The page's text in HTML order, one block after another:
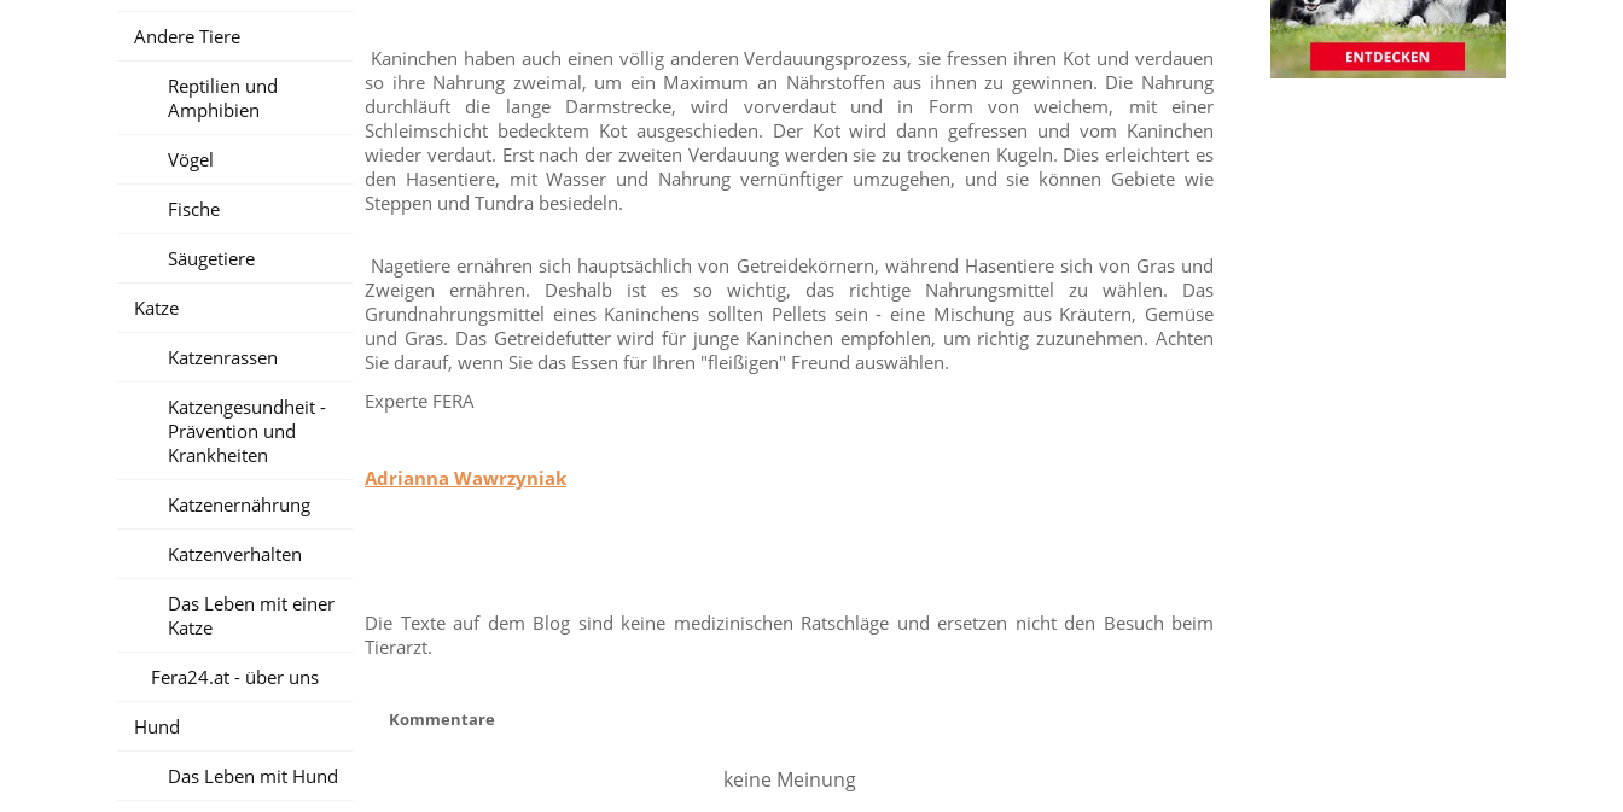
Andere Tiere
Reptilien und
Amphibien
Vögel
Fische
Säugetiere
Katze
Katzenrassen
Katzengesundheit -
Prävention und
Krankheiten
Katzenernährung
Katzenverhalten
Das Leben mit einer
Katze
Fera24.at - über uns
Hund
Das Leben mit Hund
Kaninchen haben auch einen völlig anderen Verdauungsprozess, sie fressen ihren Kot und verdauen
so ihre Nahrung zweimal, um ein Maximum an Nährstoffen aus ihnen zu gewinnen. Die Nahrung
durchläuft die lange Darmstrecke, wird vorverdaut und in Form von weichem, mit einer
Schleimschicht bedecktem Kot ausgeschieden. Der Kot wird dann gefressen und vom Kaninchen
wieder verdaut. Erst nach der zweiten Verdauung werden sie zu trockenen Kugeln. Dies erleichtert es
den Hasentiere, mit Wasser und Nahrung vernünftiger umzugehen, und sie können Gebiete wie
Steppen und Tundra besiedeln.
Nagetiere ernähren sich hauptsächlich von Getreidekörnern, während Hasentiere sich von Gras und
Zweigen ernähren. Deshalb ist es so wichtig, das richtige Nahrungsmittel zu wählen. Das
Grundnahrungsmittel eines Kaninchens sollten Pellets sein - eine Mischung aus Kräutern, Gemüse
und Gras. Das Getreidefutter wird für junge Kaninchen empfohlen, um richtig zuzunehmen. Achten
Sie darauf, wenn Sie das Essen für Ihren "fleißigen" Freund auswählen.
Experte FERA
Adrianna Wawrzyniak
Die Texte auf dem Blog sind keine medizinischen Ratschläge und ersetzen nicht den Besuch beim
Tierarzt.
Kommentare
keine Meinung